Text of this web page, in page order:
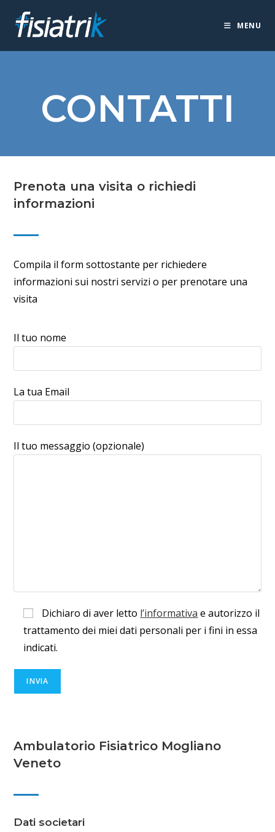
contenuto
MENU
CONTATTI
Prenota una visita o richiedi
informazioni
Compila il form sottostante per richiedere
informazioni sui nostri servizi o per prenotare una
visita
Il tuo nome
La tua Email
Il tuo messaggio (opzionale)
Dichiaro di aver letto l’informativa e autorizzo il
trattamento dei miei dati personali per i fini in essa
indicati.
Ambulatorio Fisiatrico Mogliano
Veneto
Dati societari